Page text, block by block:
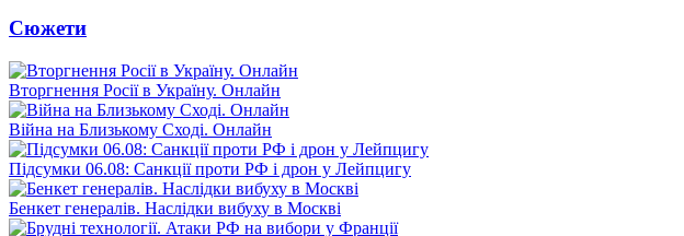
Сюжети
Вторгнення Росії в Україну. Онлайн
Війна на Близькому Сході. Онлайн
Підсумки 06.08: Санкції проти РФ і дрон у Лейпцигу
Бенкет генералів. Наслідки вибуху в Москві